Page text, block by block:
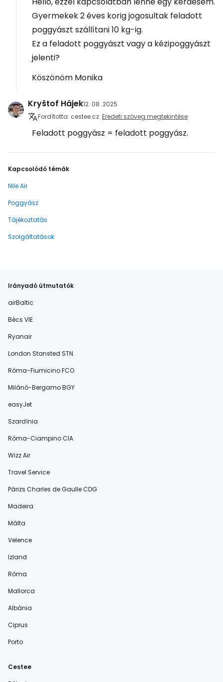
Gyermekek 2 éves korig jogosultak feladott
poggyászt szállítani 10 kg-ig.
Ez a feladott poggyászt vagy a kézipoggyászt
jelenti?
Köszönöm Monika
Kryštof Hájek12. 08. 2025
Fordította: cestee.cz Eredeti szöveg megtekintése
Feladott poggyász = feladott poggyász.
Kapcsolódó témák
Nile Air
Poggyász
Tájékoztatás
Szolgáltatások
Irányadó útmutatók
airBaltic
Bécs VIE
Ryanair
London Stansted STN
Róma-Fiumicino FCO
Milánó-Bergamo BGY
easyJet
Szardínia
Róma-Ciampino CIA
Wizz Air
Travel Service
Párizs Charles de Gaulle CDG
Madeira
Málta
Velence
Izland
Róma
Mallorca
Albánia
Ciprus
Porto
Cestee